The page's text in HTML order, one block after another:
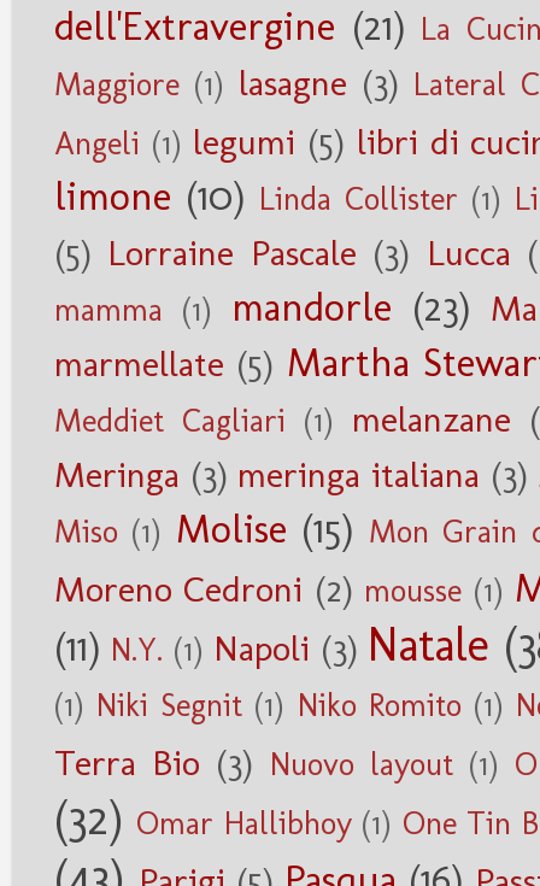
dell'Extravergine (21) La
Maggiore (1) lasagne (3) Lateral
Angeli (1) legumi (5) libri di
limone (10) Linda Collister (1)
(5) Lorraine Pascale (3) Lucca
mamma (1) mandorle (23)
marmellate (5) Martha
Meddiet Cagliari (1) melanzane
Meringa (3) meringa italiana (3)
Miso (1) Molise (15) Mon Grain
Moreno Cedroni (2) mousse (1)
(11) N.Y. (1) Napoli (3) Natale
(1) Niki Segnit (1) Niko Romito (1)
Terra Bio (3) Nuovo layout (1)
(32) Omar Hallibhoy (1) One Tin